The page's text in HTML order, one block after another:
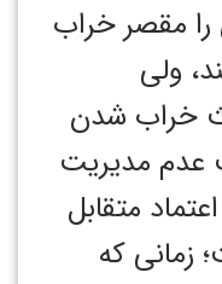
مقصر خراب
ولی
خراب شدن
عدم مدیریت
متقابل
زمانی که